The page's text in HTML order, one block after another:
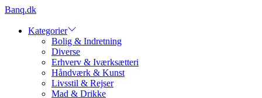
Skip
content
Banq.dk
Kategorier
Bolig & Indretning
Diverse
Erhverv & Iværksætteri
Håndværk & Kunst
Livsstil & Rejser
Mad & Drikke